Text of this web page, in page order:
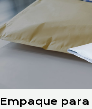
Empaque para